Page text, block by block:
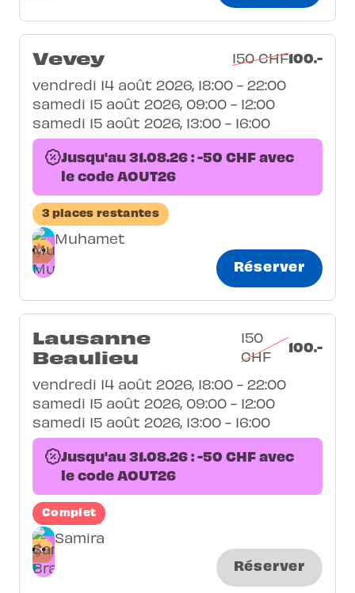
Vevey 150 CHF100.-
vendredi 14 août 2026, 18:00 - 22:00
samedi 15 août 2026, 09:00 - 12:00
samedi 15 août 2026, 13:00 - 16:00
Jusqu'au 31.08.26 : -50 CHF avec
le code AOUT26
3 places restantes
Muhamet
Réserver
Lausanne
Beaulieu
150
CHF
100.-
vendredi 14 août 2026, 18:00 - 22:00
samedi 15 août 2026, 09:00 - 12:00
samedi 15 août 2026, 13:00 - 16:00
Jusqu'au 31.08.26 : -50 CHF avec
le code AOUT26
Complet
Samira
Réserver